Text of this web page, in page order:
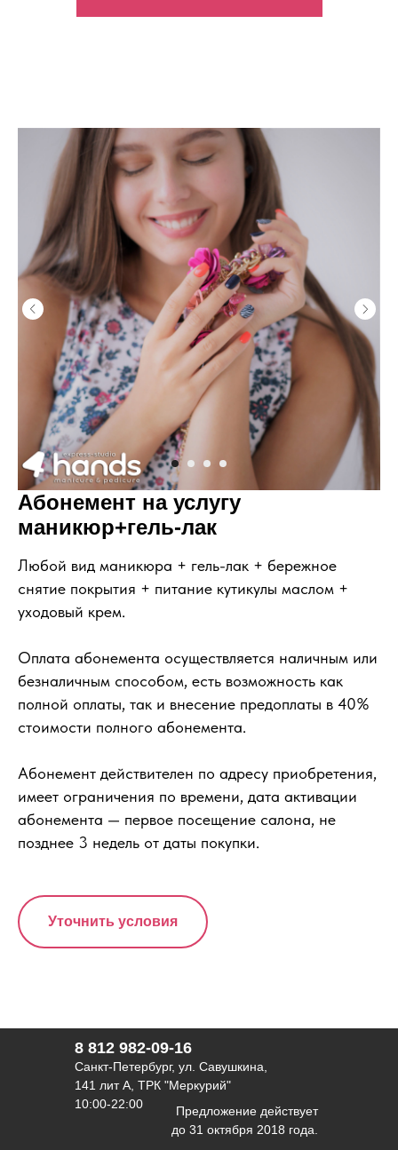
Абонемент на услугу
маникюр+гель-лак
Любой вид маникюра + гель-лак + бережное
снятие покрытия + питание кутикулы маслом +
уходовый крем.
Оплата абонемента осуществляется наличным или
безналичным способом, есть возможность как
полной оплаты, так и внесение предоплаты в 40%
стоимости полного абонемента.
Абонемент действителен по адресу приобретения,
имеет ограничения по времени, дата активации
абонемента — первое посещение салона, не
позднее 3 недель от даты покупки.
Уточнить условия
8 812 982-09-16
Санкт-Петербург, ул. Савушкина,
141 лит А, ТРК "Меркурий"
10:00-22:00
Предложение действует
до 31 октября 2018 года.